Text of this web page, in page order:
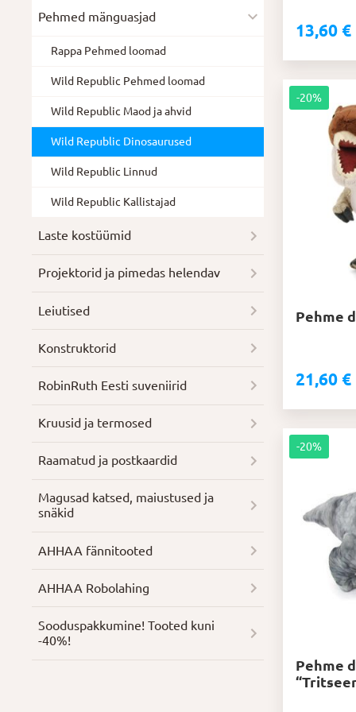
Algne
17,00 €.
13,60 €
Praegune
13,60 €.
-20%
Pehme
Algne
27,00 €.
21,60 €
Praegune
21,60 €.
-20%
Pehme
Pehmed mänguasjad
Rappa Pehmed loomad
Wild Republic Pehmed loomad
Wild Republic Maod ja ahvid
Wild Republic Dinosaurused
Wild Republic Linnud
Wild Republic Kallistajad
Laste kostüümid
Projektorid ja pimedas helendav
Leiutised
Konstruktorid
RobinRuth Eesti suveniirid
Kruusid ja termosed
Raamatud ja postkaardid
Magusad katsed, maiustused ja
snäkid
AHHAA fännitooted
AHHAA Robolahing
Soodus­pakkumine! Tooted kuni
-40%!